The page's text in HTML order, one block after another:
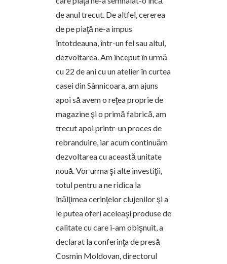
de anul trecut. De altfel, cererea
de pe piaţă ne-a impus
întotdeauna, într-un fel sau altul,
dezvoltarea. Am început în urmă
cu 22 de ani cu un atelier în curtea
casei din Sânnicoara, am ajuns
apoi să avem o reţea proprie de
magazine şi o primă fabrică, am
trecut apoi printr-un proces de
rebranduire, iar acum continuăm
dezvoltarea cu această unitate
nouă. Vor urma şi alte investiţii,
totul pentru a ne ridica la
înălţimea cerinţelor clujenilor şi a
le putea oferi aceleaşi produse de
calitate cu care i-am obişnuit, a
declarat la conferinţa de presă
Cosmin Moldovan, directorul